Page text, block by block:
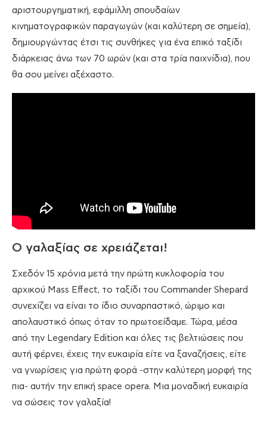
αριστουργηματική, εφάμιλλη σπουδαίων
κινηματογραφικών παραγωγών (και καλύτερη σε σημεία),
δημιουργώντας έτσι τις συνθήκες για ένα επικό ταξίδι
διάρκειας άνω των 70 ωρών (και στα τρία παιχνίδια), που
θα σου μείνει αξέχαστο.
Ο γαλαξίας σε χρειάζεται!
Σχεδόν 15 χρόνια μετά την πρώτη κυκλοφορία του
αρχικού Mass Effect, το ταξίδι του Commander Shepard
συνεχίζει να είναι το ίδιο συναρπαστικό, ώριμο και
απολαυστικό όπως όταν το πρωτοείδαμε. Τώρα, μέσα
από την Legendary Edition και όλες τις βελτιώσεις που
αυτή φέρνει, έχεις την ευκαιρία είτε να ξαναζήσεις, είτε
να γνωρίσεις για πρώτη φορά -στην καλύτερη μορφή της
πια- αυτήν την επική space opera. Μια μοναδική ευκαιρία
να σώσεις τον γαλαξία!